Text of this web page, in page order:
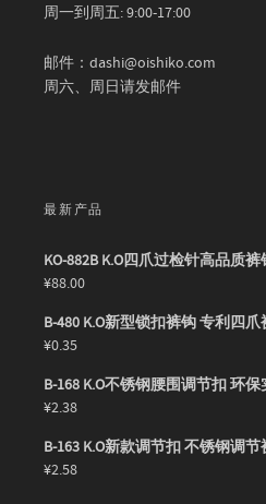
周一到周五: 9:00-17:00
邮件：dashi@oishiko.com
周六、周日请发邮件
最新产品
KO-882B K.O四爪过检针高品质
¥88.00
B-480 K.O新型锁扣裤钩 专利四
¥0.35
B-168 K.O不锈钢腰围调节扣 环
¥2.38
B-163 K.O新款调节扣 不锈钢调
¥2.58